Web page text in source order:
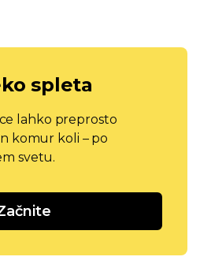
spleta
lahko preprosto
komur koli – po
svetu.